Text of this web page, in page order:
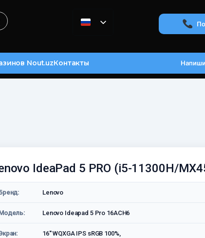
Nout.uzКонтакты
IdeaPad 5 PRO (i5-11300H/
Бренд: Lenovo
Lenovo Ideapad 5 Pro 16ACH6
16'' WQXGA IPS sRGB 100%,